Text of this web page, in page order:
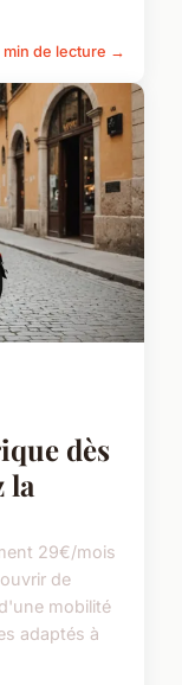
min de lecture →
dès
la
29€/mois
de
mobilité
adaptés à